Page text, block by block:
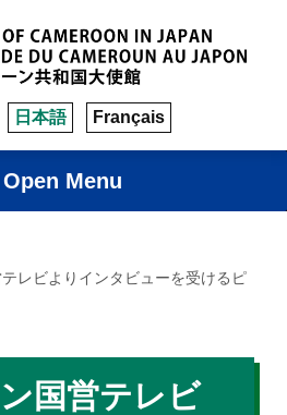
日本語 Français
Open Menu
レビよりインタビューを受けるピ
国営テレビ